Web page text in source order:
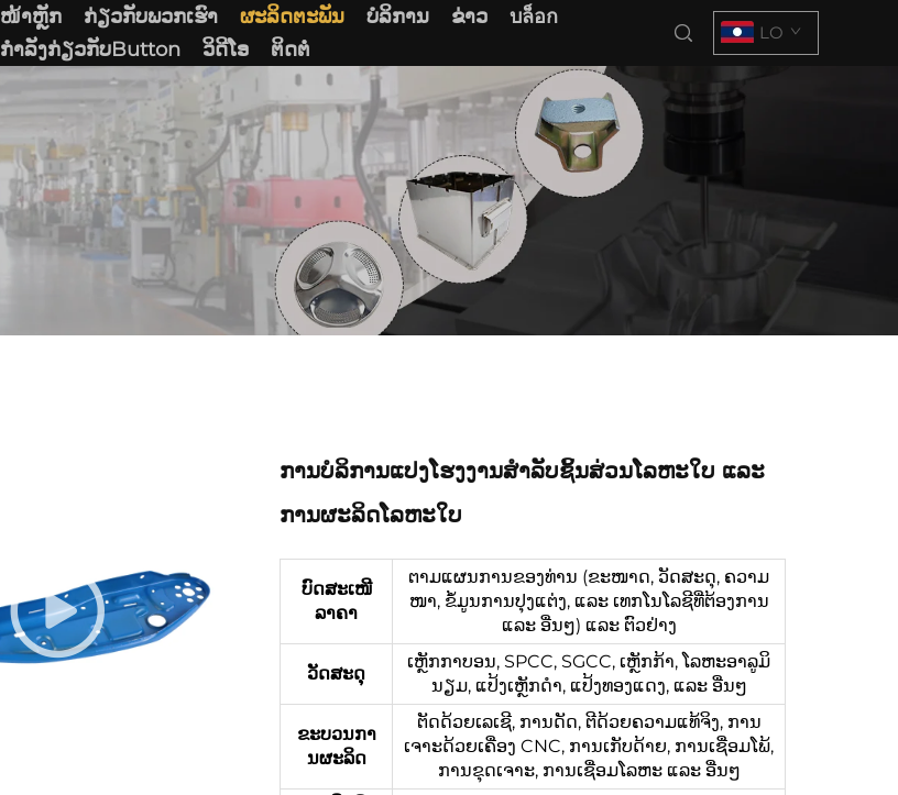
ໜ້າຫຼັກ ກ່ຽວກັບພວກເຮົາ ຜະລິດຕະພັນ ບໍລິການ ຂ່າວ
บล็อก
ກໍາລັງກ່ຽວກັບButton
ວິດີໂອ ຕິດຕໍ່
LO
ການບໍລິການແປງໂຮງງານສຳລັບຊິ້ນສ່ວນໂລຫະໃບ ແລະ
ການຜະລິດໂລຫະໃບ
ບົດສະເໜີ
ລາຄາ
ຕາມແຜນການຂອງທ່ານ (ຂະໜາດ, ວັດສະດຸ, ຄວາມ
ໜາ, ຂໍ້ມູນການປຸງແຕ່ງ, ແລະ ເທກໂນໂລຊີທີ່ຕ້ອງການ
ແລະ ອື່ນໆ) ແລະ ຕົວຢ່າງ
ວັດສະດຸ
ເຫຼັກກາບອນ, SPCC, SGCC, ເຫຼັກກ້າ, ໂລຫະອາລູມິ
ນຽມ, ແປ້ງເຫຼັກດຳ, ແປ້ງທອງແດງ, ແລະ ອື່ນໆ
ຂະບວນກາ
ນຜະລິດ
ຕັດດ້ວຍເລເຊີ, ການດັດ, ຕີດ້ວຍຄວາມແທ້ຈິງ, ການ
ເຈາະດ້ວຍເຄື່ອງ CNC, ການເກັບດ້າຍ, ການເຊື່ອມໂພ້,
ການຂຸດເຈາະ, ການເຊື່ອມໂລຫະ ແລະ ອື່ນໆ